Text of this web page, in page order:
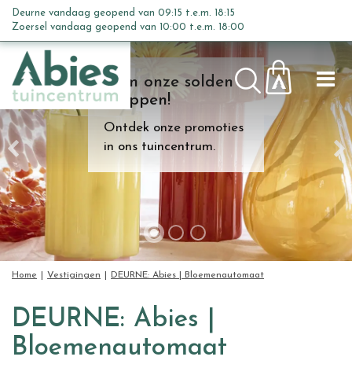
n
c
o
n
t
e
n
t
Kom onze solden
shoppen!
Ontdek onze promoties
in ons tuincentrum.
Home Vestigingen DEURNE: Abies | Bloemenautomaat
Deurne vandaag geopend van 09:15 t.e.m. 18:15
Zoersel vandaag geopend van 10:00 t.e.m. 18:00
DEURNE: Abies |
Bloemenautomaat